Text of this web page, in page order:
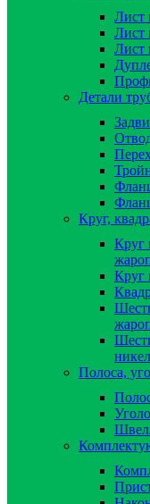
Лист
Лист
Лист
Детали
Круг,
Круг
Круг
Полоса,